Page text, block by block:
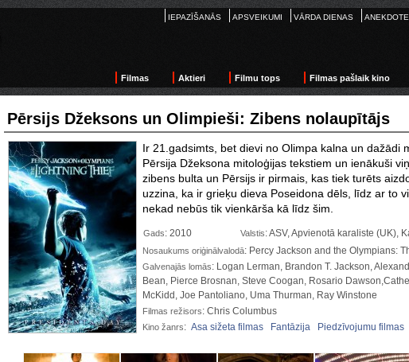
IEPAZĪŠANĀS APSVEIKUMI VĀRDA DIENAS
Filmas Aktieri Filmu tops Filmas pašlaik kino
Pērsijs Džeksons un Olimpieši: Zibens nolaupītājs
Ir 21.gadsimts, bet dievi no Olimpa kalna un dažādi
Pērsija Džeksona mitoloģijas tekstiem un ienākuši
zibens bulta un Pērsijs ir pirmais, kas tiek turēts
uzzina, ka ir grieķu dieva Poseidona dēls, līdz ar to
nekad nebūs tik vienkārša kā līdz šim.
Gads: 2010 Valstis: ASV, Apvienotā karaliste (UK),
Nosaukums oriģinālvalodā: Percy Jackson and the Olympians:
Galvenajās lomās: Logan Lerman, Brandon T. Jackson,
Bean, Pierce Brosnan, Steve Coogan, Rosario
McKidd, Joe Pantoliano, Uma Thurman, Ray Winstone
Filmas režisors: Chris Columbus
Kino žanrs: Asa sižeta filmas Fantāzija Piedzīvojumu filmas